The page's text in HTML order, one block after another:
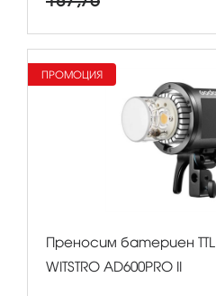
Преносим батериен
WITSTRO AD600PRO II
ПРОМОЦИЯ